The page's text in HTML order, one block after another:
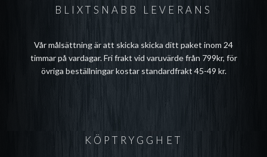
BLIXTSNABB LEVERANS
Vår målsättning är att skicka skicka ditt paket inom 24
timmar på vardagar. Fri frakt vid varuvärde från 799kr, för
övriga beställningar kostar standardfrakt 45-49 kr.
KÖPTRYGGHET